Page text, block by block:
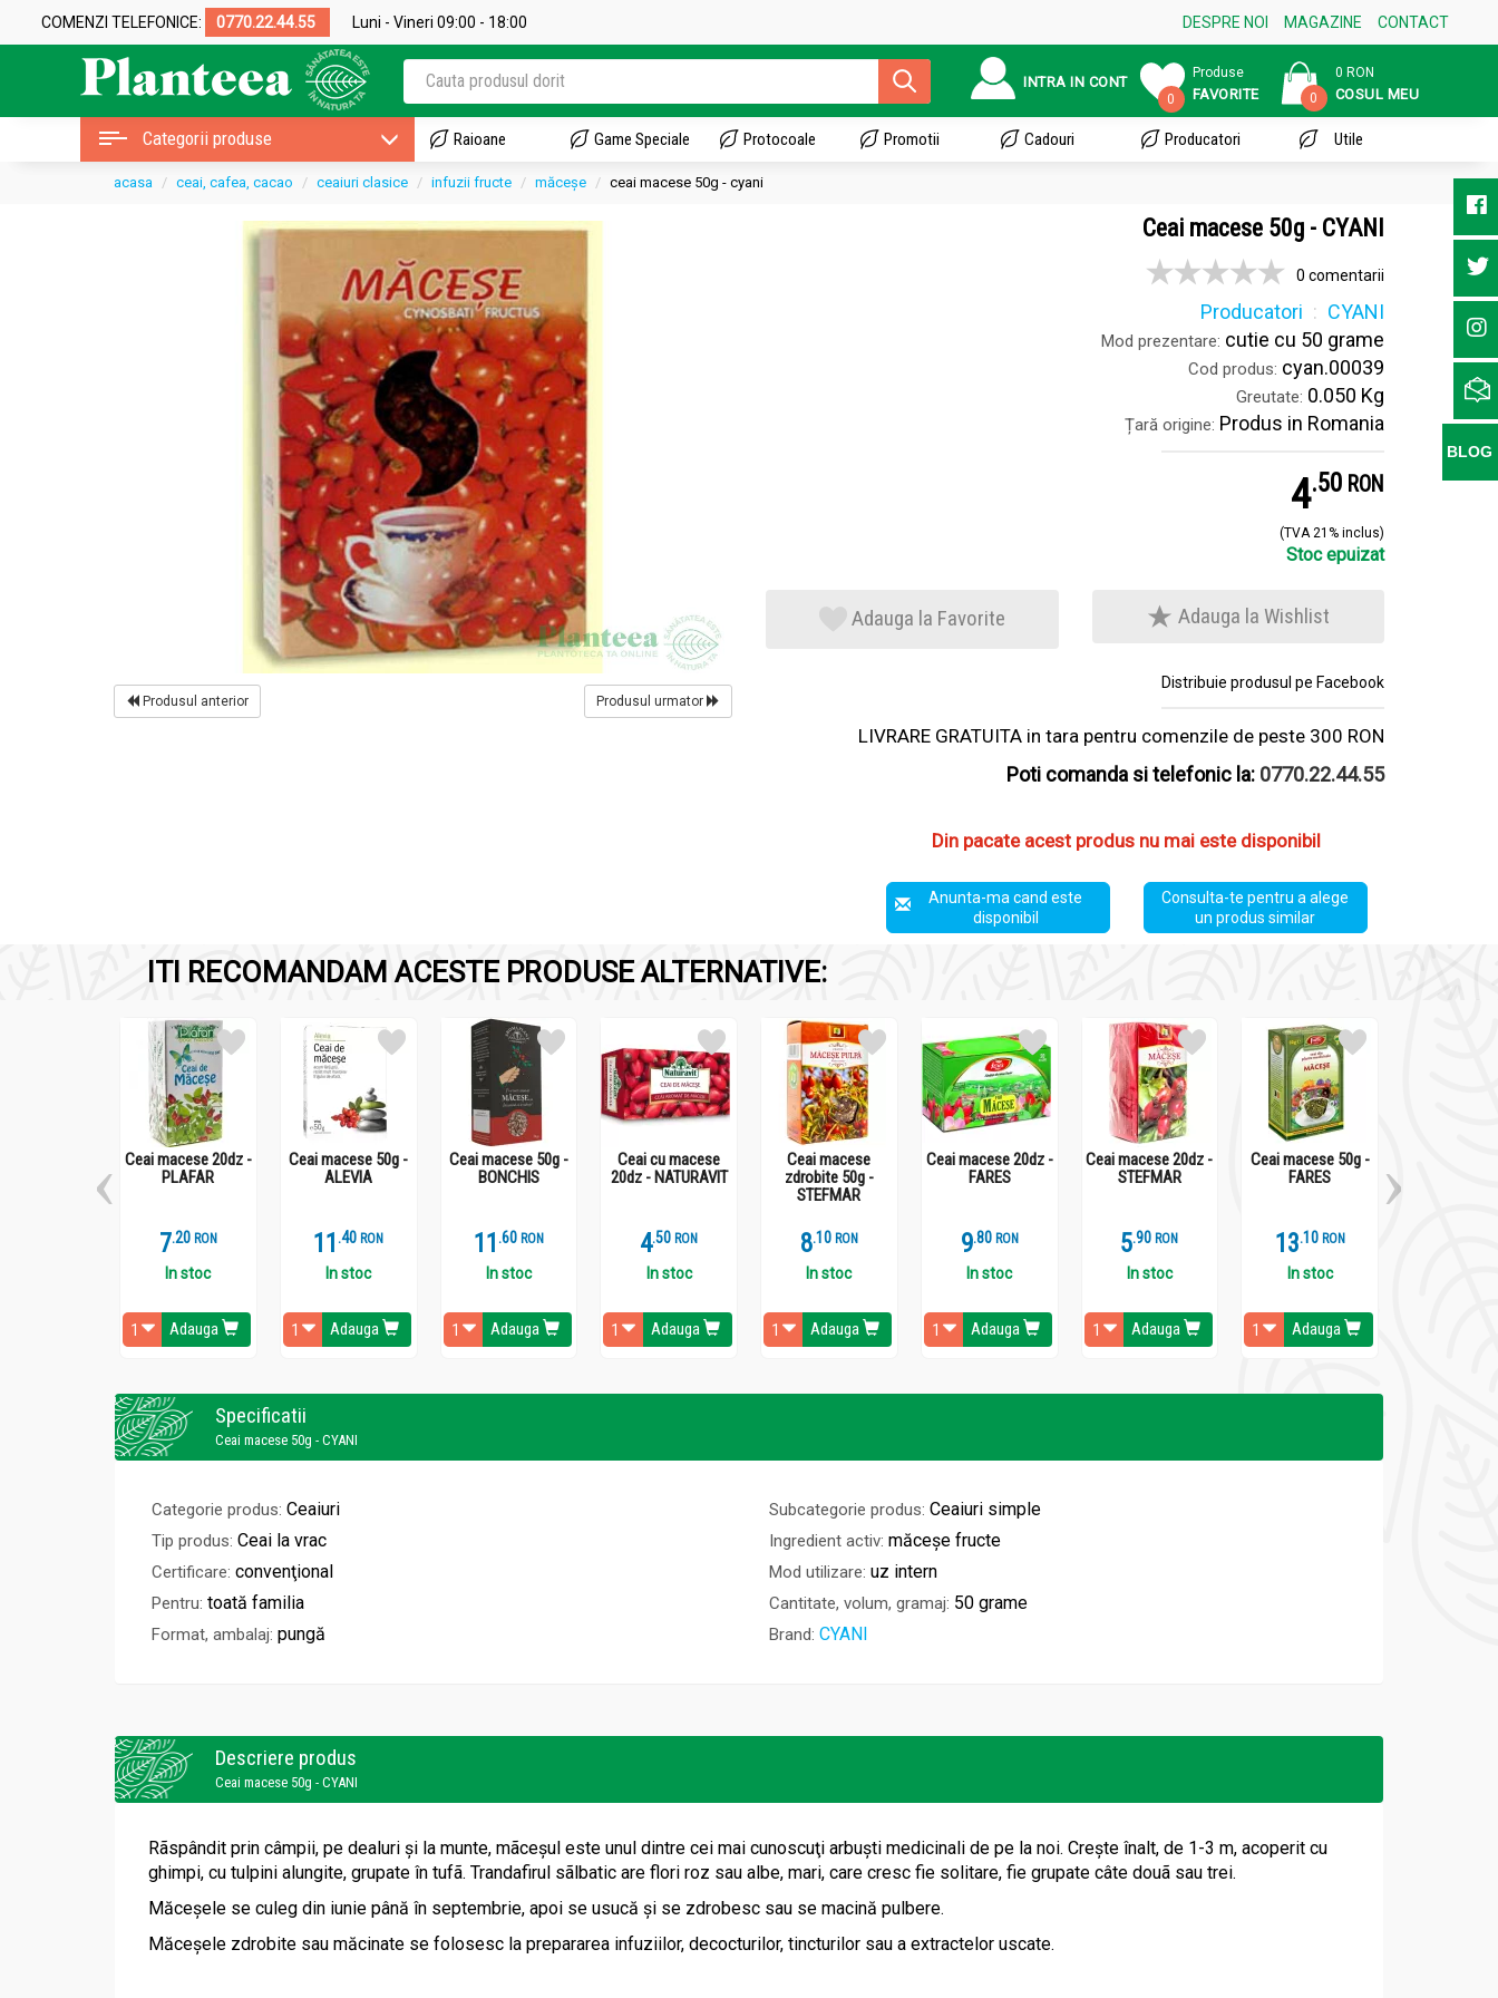
COMENZI TELEFONICE: 0770.22.44.55 Luni - Vineri 09:00 - 18:00 DESPRE NOI MAGAZINE CONTACT
INTRA IN CONT
0
Produse
FAVORITE 0
0 RON
COSUL MEU
Categorii produse Raioane Game Speciale Protocoale Promotii Cadouri Producatori Utile
acasa ceai, cafea, cacao ceaiuri clasice infuzii fructe măceșe ceai macese 50g - cyani
Produsul anterior Produsul urmator
Ceai macese 50g - CYANI
0 comentarii
Producatori CYANI
Mod prezentare: cutie cu 50 grame
Cod produs: cyan.00039
Greutate: 0.050 Kg
Țară origine: Produs in Romania
4.5 RON
(TVA 21% inclus)
Stoc epuizat
Adauga la Favorite Adauga la Wishlist
Distribuie produsul pe Facebook
LIVRARE GRATUITA in tara pentru comenzile de peste 300 RON
Poti comanda si telefonic la: 0770.22.44.55
Din pacate acest produs nu mai este disponibil
Anunta-ma cand este
disponibil
Consulta-te pentru a alege
un produs similar
ITI RECOMANDAM ACESTE PRODUSE ALTERNATIVE:
Ceai macese 20dz -
PLAFAR
7.2 RON
In stoc
Adauga
Ceai macese 50g -
ALEVIA
11 .4 RON
In stoc
Adauga
Ceai macese 50g -
BONCHIS
11 .6 RON
In stoc
Adauga
Ceai cu macese
20dz - NATURAVIT
4.5 RON
In stoc
Adauga
Ceai macese
zdrobite 50g -
STEFMAR
8.1 RON
In stoc
Adauga
Ceai macese 20dz -
FARES
9.8 RON
In stoc
Adauga
Ceai macese 20dz -
STEFMAR
5.9 RON
In stoc
Adauga
Ceai macese 50g -
FARES
13.1 RON
In stoc
Adauga
Specificatii
Ceai macese 50g - CYANI
Categorie produs: Ceaiuri Subcategorie produs: Ceaiuri simple
Tip produs: Ceai la vrac Ingredient activ: măceșe fructe
Certificare: convenţional Mod utilizare: uz intern
Pentru: toată familia Cantitate, volum, gramaj: 50 grame
Format, ambalaj: pungă Brand: CYANI
Descriere produs
Ceai macese 50g - CYANI
Rãspândit prin câmpii, pe dealuri şi la munte, mãceşul este unul dintre cei mai cunoscuţi arbuşti medicinali de pe la noi. Creşte înalt, de 1-3 m, acoperit cu
ghimpi, cu tulpini alungite, grupate în tufã. Trandafirul sãlbatic are flori roz sau albe, mari, care cresc fie solitare, fie grupate câte douã sau trei.
Măceşele se culeg din iunie până în septembrie, apoi se usucă şi se zdrobesc sau se macină pulbere.
Măceşele zdrobite sau măcinate se folosesc la prepararea infuziilor, decocturilor, tincturilor sau a extractelor uscate.
BLOG